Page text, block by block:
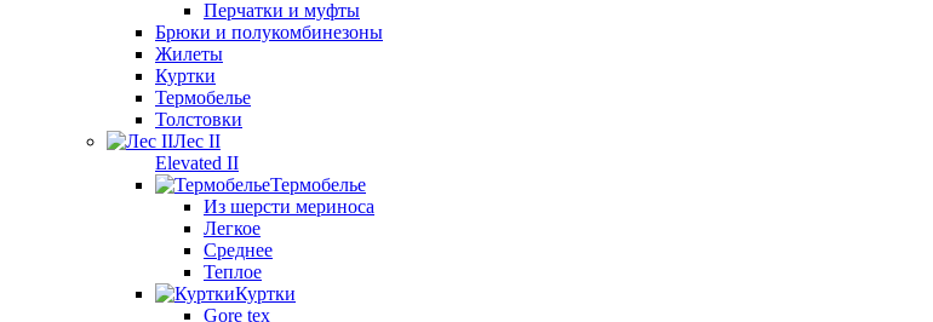
Перчатки и муфты
Брюки и полукомбинезоны
Жилеты
Куртки
Термобелье
Толстовки
Лес II
Elevated II
Термобелье
Из шерсти мериноса
Легкое
Среднее
Теплое
Куртки
Gore tex